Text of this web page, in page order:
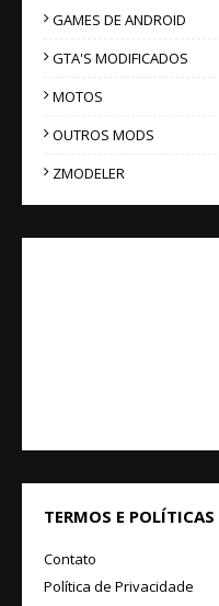
GAMES DE ANDROID
GTA'S MODIFICADOS
MOTOS
OUTROS MODS
ZMODELER
TERMOS E POLÍTICAS
Contato
Política de Privacidade